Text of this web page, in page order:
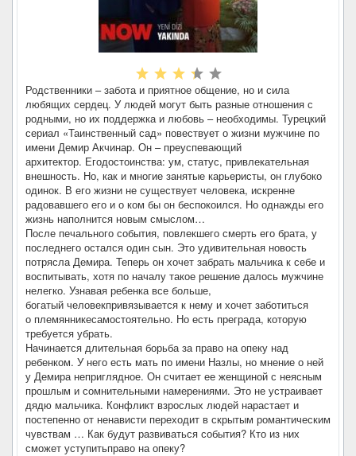
Родственники – забота и приятное общение, но и сила
любящих сердец. У людей могут быть разные отношения с
родными, но их поддержка и любовь – необходимы. Турецкий
сериал «Таинственный сад» повествует о жизни мужчине по
имени Демир Акчинар. Он – преуспевающий
архитектор. Егодостоинства: ум, статус, привлекательная
внешность. Но, как и многие занятые карьеристы, он глубоко
одинок. В его жизни не существует человека, искренне
радовавшего его и о ком бы он беспокоился. Но однажды его
жизнь наполнится новым смыслом…
После печального события, повлекшего смерть его брата, у
последнего остался один сын. Это удивительная новость
потрясла Демира. Теперь он хочет забрать мальчика к себе и
воспитывать, хотя по началу такое решение далось мужчине
нелегко. Узнавая ребенка все больше,
богатый человекпривязывается к нему и хочет заботиться
о племянникесамостоятельно. Но есть преграда, которую
требуется убрать.
Начинается длительная борьба за право на опеку над
ребенком. У него есть мать по имени Назлы, но мнение о ней
у Демира неприглядное. Он считает ее женщиной с неясным
прошлым и сомнительными намерениями. Это не устраивает
дядю мальчика. Конфликт взрослых людей нарастает и
постепенно от ненависти переходит в скрытым романтическим
чувствам … Как будут развиваться события? Кто из них
сможет уступитьправо на опеку?